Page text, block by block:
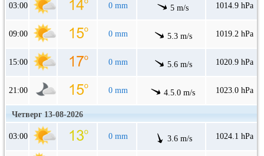
03:00 0 mm 5 m/s 1014.9 hPa
09:00 0 mm 5.3 m/s 1019.2 hPa
15:00 0 mm 5.6 m/s 1020.9 hPa
21:00 0 mm 4.5.0 m/s 1023.0 hPa
Четверг 13-08-2026
03:00 0 mm 3.6 m/s 1024.1 hPa